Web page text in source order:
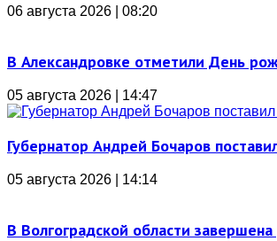
06 августа 2026 | 08:20
В Александровке отметили День
05 августа 2026 | 14:47
Губернатор Андрей Бочаров
05 августа 2026 | 14:14
В Волгоградской области